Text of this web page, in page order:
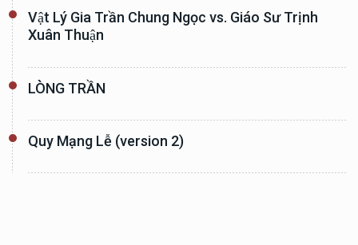
Vật Lý Gia Trần Chung Ngọc vs. Giáo Sư Trịnh
Xuân Thuận
LÒNG TRẦN
Quy Mạng Lễ (version 2)